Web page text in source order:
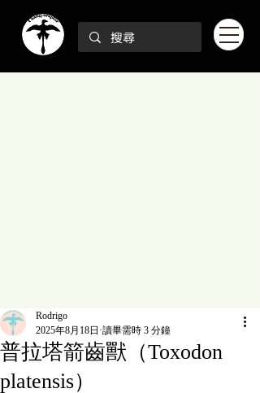
普拉塔箭齒獸（Toxodon
platensis）
Rodrigo
2025年8月18日 讀畢需時 3 分鐘